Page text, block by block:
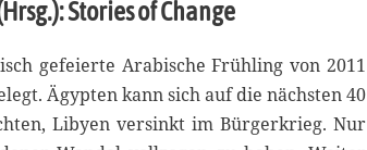
Stories of Change
gefeierte Arabische Frühling von 2011
Ägypten kann sich auf die nächsten 40
Libyen versinkt im Bürgerkrieg. Nur